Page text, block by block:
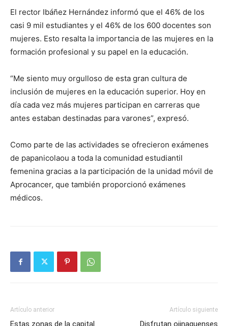
El rector Ibáñez Hernández informó que el 46% de los
casi 9 mil estudiantes y el 46% de los 600 docentes son
mujeres. Esto resalta la importancia de las mujeres en la
formación profesional y su papel en la educación.
“Me siento muy orgulloso de esta gran cultura de
inclusión de mujeres en la educación superior. Hoy en
día cada vez más mujeres participan en carreras que
antes estaban destinadas para varones”, expresó.
Como parte de las actividades se ofrecieron exámenes
de papanicolaou a toda la comunidad estudiantil
femenina gracias a la participación de la unidad móvil de
Aprocancer, que también proporcionó exámenes
médicos.
Artículo anterior
Estas zonas de la capital
Artículo siguiente
Disfrutan ojinaguenses